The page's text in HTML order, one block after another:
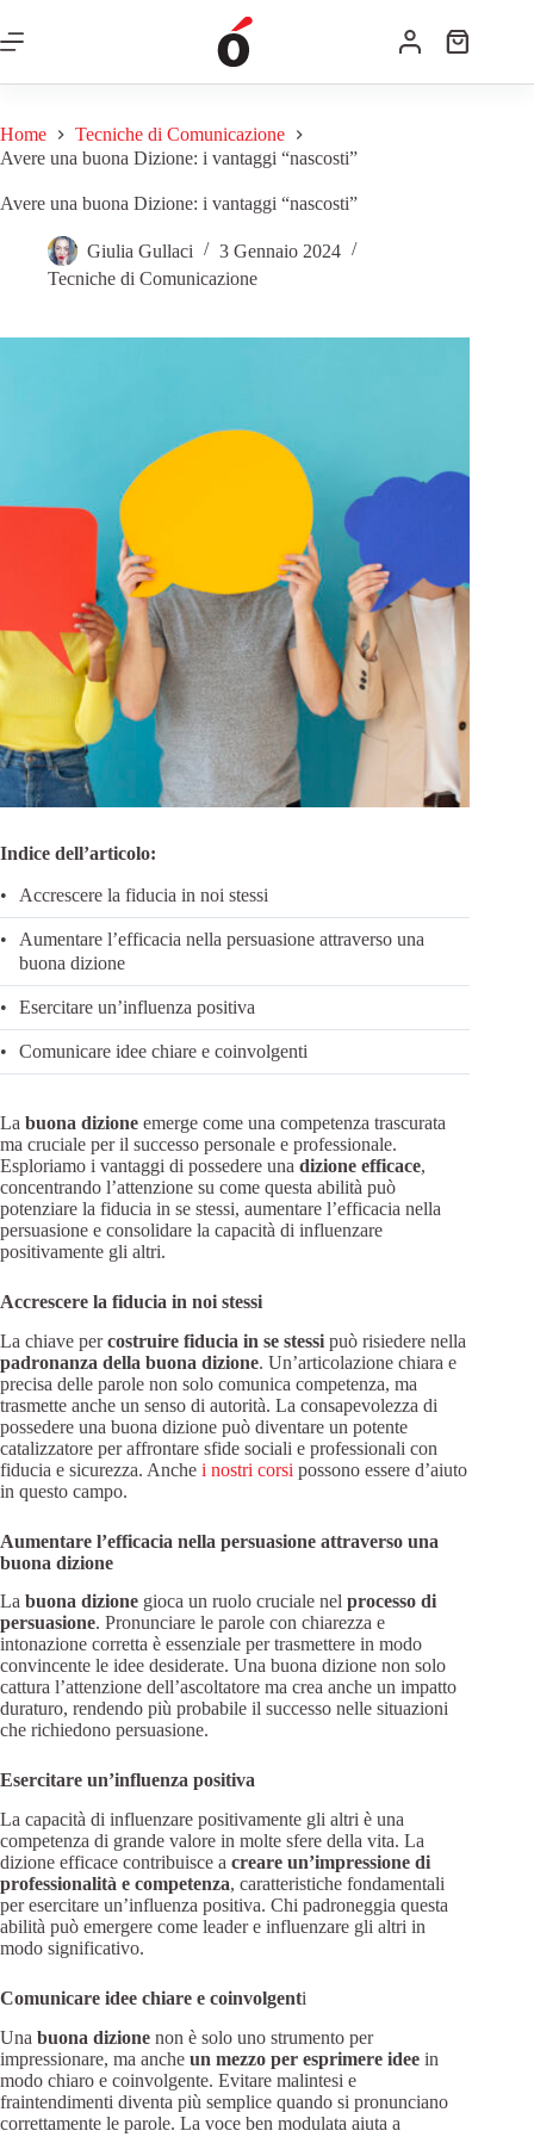
Home
Tecniche di Comunicazione
Avere una buona Dizione: i vantaggi “nascosti”
Avere una buona Dizione: i vantaggi “nascosti”
Giulia Gullaci
3 Gennaio 2024
Tecniche di Comunicazione
Indice dell’articolo:
Accrescere la fiducia in noi stessi
Aumentare l’efficacia nella persuasione attraverso una
buona dizione
Esercitare un’influenza positiva
Comunicare idee chiare e coinvolgenti
La buona dizione emerge come una competenza trascurata
ma cruciale per il successo personale e professionale.
Esploriamo i vantaggi di possedere una dizione efficace,
concentrando l’attenzione su come questa abilità può
potenziare la fiducia in se stessi, aumentare l’efficacia nella
persuasione e consolidare la capacità di influenzare
positivamente gli altri.
Accrescere la fiducia in noi stessi
La chiave percostruire fiducia in se stessi può risiedere nella
padronanza della buona dizione. Un’articolazione chiara e
precisa delle parole non solo comunica competenza, ma
trasmette anche un senso di autorità. La consapevolezza di
possedere una buona dizione può diventare un potente
catalizzatore per affrontare sfide sociali e professionali con
fiducia e sicurezza. Anche i nostri corsi possono essere d’aiuto
in questo campo.
Aumentare l’efficacia nella persuasione attraverso una
buona dizione
La buona dizione gioca un ruolo cruciale nel processo di
persuasione. Pronunciare le parole con chiarezza e
intonazione corretta è essenziale per trasmettere in modo
convincente le idee desiderate. Una buona dizione non solo
cattura l’attenzione dell’ascoltatore ma crea anche un impatto
duraturo, rendendo più probabile il successo nelle situazioni
che richiedono persuasione.
Esercitare un’influenza positiva
La capacità di influenzare positivamente gli altri è una
competenza di grande valore in molte sfere della vita. La
dizione efficace contribuisce a creare un’impressione di
professionalità e competenza, caratteristiche fondamentali
per esercitare un’influenza positiva. Chi padroneggia questa
abilità può emergere come leader e influenzare gli altri in
modo significativo.
Comunicare idee chiare e coinvolgenti
Una buona dizione non è solo uno strumento per
impressionare, ma anche un mezzo per esprimere idee in
modo chiaro e coinvolgente. Evitare malintesi e
fraintendimenti diventa più semplice quando si pronunciano
correttamente le parole. La voce ben modulata aiuta a